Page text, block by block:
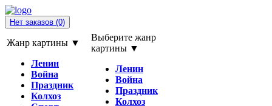
Нет заказов (0)
Жанр картины ▼
Ленин
Война
Праздник
Колхоз
Выберите жанр
картины ▼
Ленин
Война
Праздник
Колхоз